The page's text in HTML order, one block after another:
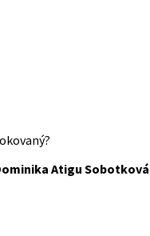
Atigu Sobotková